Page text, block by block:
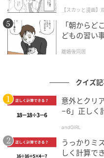
の記事をもっ
【スカッと漫画
懲らしめた話
「朝からど
どもの習い
離婚後同居
クイズ
意外とクリ
−6」正しく
andGIRL
うっかりミ
しく計算で